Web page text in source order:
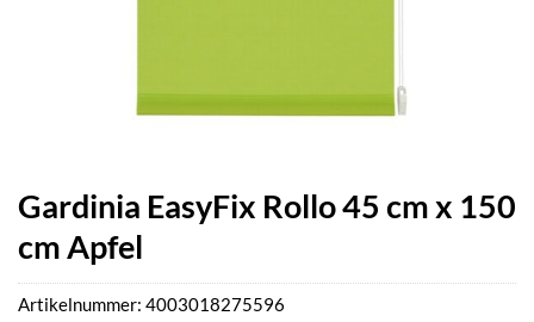
Gardinia EasyFix Rollo 45 cm x 150
cm Apfel
Artikelnummer: 4003018275596